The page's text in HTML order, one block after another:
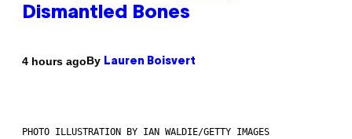
Dismantled Bones
4 hours agoBy Lauren Boisvert
PHOTO ILLUSTRATION BY IAN WALDIE/GETTY IMAGES